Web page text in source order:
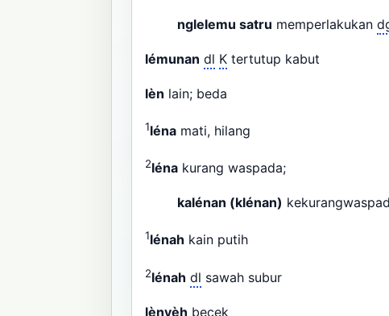
nglelemu satru memperlakukan
lémunan dl K tertutup kabut
lèn lain; beda
1léna mati, hilang
2léna kurang waspada;
kalénan (klénan)
1lénah kain putih
2lénah dl sawah subur
lènyèh becek